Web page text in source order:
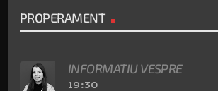
PROPERAMENT
INFORMATIU VESPRE
19:30